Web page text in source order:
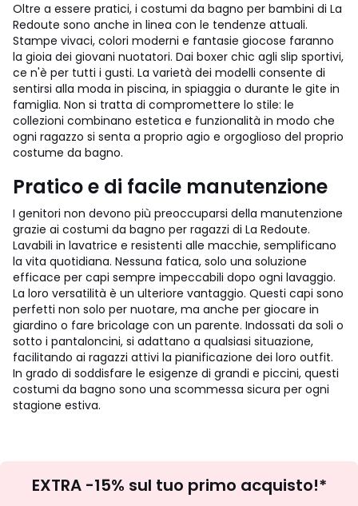
Oltre a essere pratici, i costumi da bagno per bambini di La
Redoute sono anche in linea con le tendenze attuali.
Stampe vivaci, colori moderni e fantasie giocose faranno
la gioia dei giovani nuotatori. Dai boxer chic agli slip sportivi,
ce n'è per tutti i gusti. La varietà dei modelli consente di
sentirsi alla moda in piscina, in spiaggia o durante le gite in
famiglia. Non si tratta di compromettere lo stile: le
collezioni combinano estetica e funzionalità in modo che
ogni ragazzo si senta a proprio agio e orgoglioso del proprio
costume da bagno.
Pratico e di facile manutenzione
I genitori non devono più preoccuparsi della manutenzione
grazie ai costumi da bagno per ragazzi di La Redoute.
Lavabili in lavatrice e resistenti alle macchie, semplificano
la vita quotidiana. Nessuna fatica, solo una soluzione
efficace per capi sempre impeccabili dopo ogni lavaggio.
La loro versatilità è un ulteriore vantaggio. Questi capi sono
perfetti non solo per nuotare, ma anche per giocare in
giardino o fare bricolage con un parente. Indossati da soli o
sotto i pantaloncini, si adattano a qualsiasi situazione,
facilitando ai ragazzi attivi la pianificazione dei loro outfit.
In grado di soddisfare le esigenze di grandi e piccini, questi
costumi da bagno sono una scommessa sicura per ogni
stagione estiva.
newsletter
EXTRA -15% sul tuo primo acquisto!*